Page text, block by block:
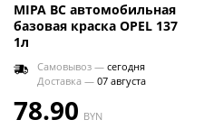
MIPA BC автомобильная
базовая краска OPEL 137
1л
Самовывоз — сегодня
Доставка — 07 августа
78.90 BYN